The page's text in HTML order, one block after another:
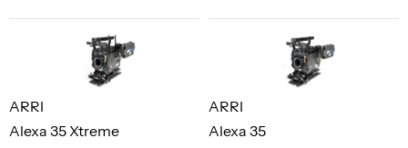
Alexa 35 Xtreme
ARRI
Alexa 35
ARRI